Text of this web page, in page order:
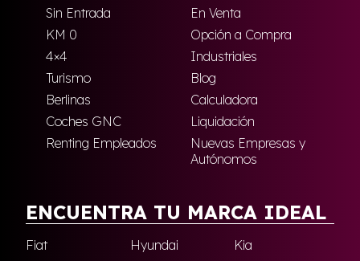
Sin Entrada
En Venta
KM 0
Opción a Compra
4×4
Industriales
Turismo
Blog
Berlinas
Calculadora
Coches GNC
Liquidación
Renting Empleados
Nuevas Empresas y
Autónomos
ENCUENTRA TU MARCA IDEAL
Fiat Hyundai
Kia